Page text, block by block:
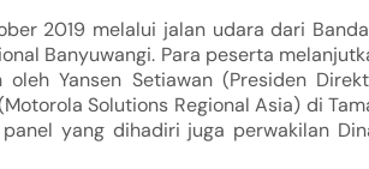
2019 melalui jalan udara dari
Banyuwangi. Para peserta
Yansen Setiawan (Presiden
Solutions Regional Asia) di
yang dihadiri juga perwakilan